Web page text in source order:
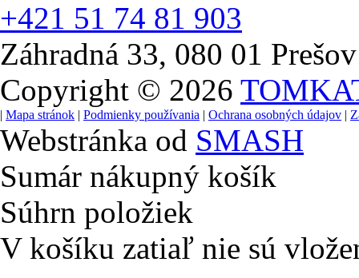
+421 51 74 81 903
Záhradná 33, 080 01 Prešov
Copyright © 2026
| Mapa stránok | Podmienky používania | Ochrana osobných údajov |
Webstránka od SMASH
Sumár nákupný košík
Súhrn položiek
V košíku zatiaľ nie sú